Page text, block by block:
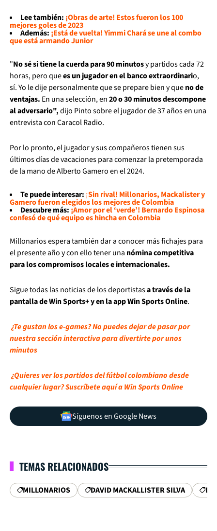
Lee también: ¡Obras de arte! Estos fueron los 100
mejores goles de 2023
Además: ¡Está de vuelta! Yimmi Chará se une al combo
que está armando Junior
"No sé si tiene la cuerda para 90 minutosy partidos cada 72
horas, pero quees un jugador en el banco extraordinario,
sí. Yo le dije personalmente que se prepare bien y queno de
ventajas. En una selección, en20 o 30 minutos descompone
al adversario",dijo Pinto sobre el jugador de 37 años en una
entrevista con Caracol Radio.
Por lo pronto, el jugador y sus compañeros tienen sus
últimos días de vacaciones para comenzar la pretemporada
de la mano de Alberto Gamero en el 2024.
Te puede interesar: ¡Sin rival! Millonarios, Mackalister y
Gamero fueron elegidos los mejores de Colombia
Descubre más: ¡Amor por el ‘verde’! Bernardo Espinosa
confesó de qué equipo es hincha en Colombia
Millonarios espera también dar a conocer más fichajes para
el presente año y con ello tener una nómina competitiva
para los compromisos locales e internacionales.
Sigue todas las noticias de los deportistasa través de la
pantalla de Win Sports+ y en la app Win Sports Online.
¿Te gustan los e-games? No puedes dejar de pasar por
nuestra sección interactiva para divertirte por unos
minutos
¿Quieres ver los partidos del fútbol colombiano desde
cualquier lugar? Suscríbete aquí a Win Sports Online
Síguenos en Google News
TEMAS RELACIONADOS
MILLONARIOS DAVID MACKALLISTER SILVA